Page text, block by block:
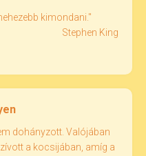
kimondani."
Stephen King
dohányzott. Valójában
a kocsijában, amíg a